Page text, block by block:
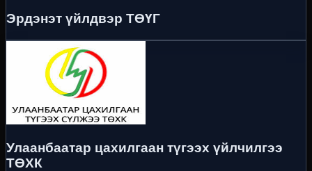
Эрдэнэт үйлдвэр ТӨҮГ
Улаанбаатар цахилгаан түгээх үйлчилгээ
ТӨХК